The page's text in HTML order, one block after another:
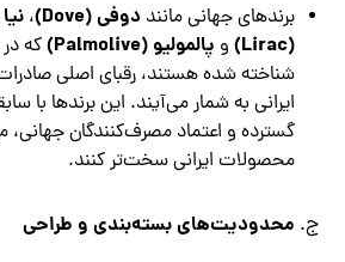
برندهای جهانی مانند دوفی (Dove
)،
(
Lirac
) و پالمولیو (Palmolive
)که
شناخته شده هستند، رقبای اصلی
ایرانی به شمار می‌آیند. این برندها با
گسترده و اعتماد مصرف‌کنندگان جهانی،
محصولات ایرانی سخت‌تر کنند.
ج. محدودیت‌های بسته‌بندی و طراحی